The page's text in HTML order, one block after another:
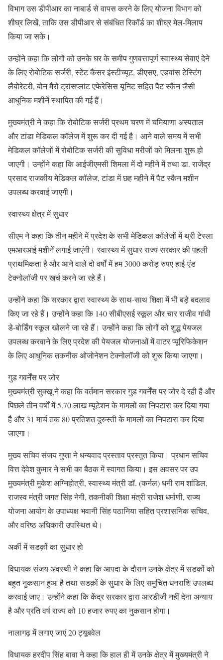
विभाग उस डीपीआर का नाबार्ड से वापस करने के लिए योजना विभाग को
शीघ्र लिखें, ताकि उस डीपीआर से संबंधित रिकॉर्ड का शीघ्र मेल-मिलाप
किया जा सके।
उन्होंने कहा कि लोगों को उनके घर के समीप गुणवत्तापूर्ण स्वास्थ्य सेवाएं देने
के लिए रोबोटिक सर्जरी, स्टेट कैंसर इंस्टीच्यूट, डीएसए, एडवांस टेस्टिंग
लैबोरेटरी, बोन मैरो ट्रांसप्लांट एफेरेसिस यूनिट सहित पैट स्कैन जैसी
आधुनिक मशीनें स्थापित की गई हैं।
मुख्यमंत्री ने कहा कि रोबोटिक सर्जरी प्रथम चरण में चमियाणा अस्पताल
और टांडा मेडिकल कॉलेज में शुरू कर दी गई है। आने वाले समय में सभी
मेडिकल कॉलेजों में रोबोटिक सर्जरी की सुविधा मरीजों को मिलना शुरू हो
जाएगी। उन्होंने कहा कि आईजीएमसी शिमला में दो महीने में तथा डा. राजेंद्र
प्रसाद राजकीय मेडिकल कॉलेज, टांडा में छह महीने में पैट स्कैन मशीन
उपलब्ध करवाई जाएगी।
स्वास्थ्य क्षेत्र में सुधार
सीएम ने कहा कि तीन महीने में प्रदेश के सभी मेडिकल कॉलेजों में थ्री टेस्ला
एमआरआई मशीनें लगाई जाएंगी। स्वास्थ्य में सुधार राज्य सरकार की पहली
प्राथमिकता है और आने वाले दो वर्षों में हम 3000 करोड़ रुपए हाई-एंड
टेक्नोलॉजी पर खर्च करने जा रहे हैं।
उन्होंने कहा कि सरकार द्वारा स्वास्थ्य के साथ-साथ शिक्षा में भी बड़े बदलाव
किए जा रहे हैं। उन्होंने कहा कि 140 सीबीएसई स्कूल और चार राजीव गांधी
डे-बोर्डिंग स्कूल खोलने जा रहे हैं। उन्होंने कहा कि लोगों को शुद्ध पेयजल
उपलब्ध करवाने के लिए प्रदेश की पेयजल योजनाओं में वाटर प्यूरिफिकेशन
के लिए आधुनिक तकनीक ओजोनेशन टेक्नोलॉजी को शुरू किया जाएगा।
गुड गवर्नेंस पर जोर
मुख्यमंत्री सुक्खू ने कहा कि वर्तमान सरकार गुड गवर्नेंस पर जोर दे रही है और
पिछले तीन वर्षों में 5.70 लाख म्यूटेशन के मामलों का निपटारा कर दिया गया
हैै और 31 मार्च तक 80 प्रतिशत दुरुस्ती के मामलों का निपटारा कर दिया
जाएगा।
मुख्य सचिव संजय गुप्ता ने धन्यवाद प्रस्ताव प्रस्तुत किया। प्रधान सचिव
वित्त देवेश कुमार ने सभी का बैठक में स्वागत किया। इस अवसर पर उप
मुख्यमंत्री मुकेश अग्निहोत्री, स्वास्थ्य मंत्री डॉ. (कर्नल) धनी राम शांडिल,
राजस्व मंत्री जगत सिंह नेगी, तकनीकी शिक्षा मंत्री राजेश धर्माणी, राज्य
योजना आयोग के उपाध्यक्ष भवानी सिंह पठानिया सहित प्रशासनिक सचिव,
और वरिष्ठ अधिकारी उपस्थित थे।
अर्की में सडक़ों का सुधार हो
विधायक संजय अवस्थी ने कहा कि आपदा के दौरान उनके क्षेत्र में सडक़ों को
बहुत नुकसान हुआ है तथा सडक़ों के सुधार के लिए समुचित धनराशि उपलब्ध
करवाई जाए। उन्होंने कहा कि केंद्र सरकार द्वारा आरडीजी नहीं देना अन्याय
है और प्रति वर्ष राज्य को 10 हजार रुपए का नुकसान होगा।
नालागढ़ में लगाए जाएं 20 ट्यूबवेल
विधायक हरदीप सिंह बावा ने कहा कि हाल ही में उनके क्षेत्र में मुख्यमंत्री ने